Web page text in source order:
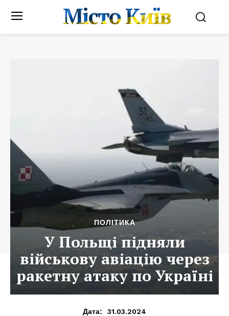
Місто Київ
ПОЛІТИКА
У Польщі підняли
військову авіацію через
ракетну атаку по Україні
Дата: 31.03.2024